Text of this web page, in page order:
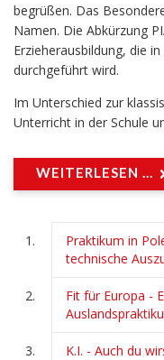
begrüßen. Das
Namen. Die Abkürzung
Erzieherausbildung, die
durchgeführt wird.
Im Unterschied zur
Unterricht in der Schule
WEITERLESEN ...
Praktikum in
technische
Fit für Europa -
K.I. - Auch du